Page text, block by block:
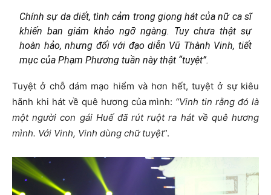
Chính sự da diết, tình cảm trong giọng hát của nữ ca sĩ
khiến ban giám khảo ngỡ ngàng. Tuy chưa thật sự
hoàn hảo, nhưng đối với đạo diễn Vũ Thành Vinh, tiết
mục của Phạm Phương tuần này thật “tuyệt”.
Tuyệt ở chỗ dám mạo hiểm và hơn hết, tuyệt ở sự kiêu
hãnh khi hát về quê hương của mình: “Vinh tin rằng đó là
một người con gái Huế đã rút ruột ra hát về quê hương
mình. Với Vinh, Vinh dùng chữ tuyệt”.